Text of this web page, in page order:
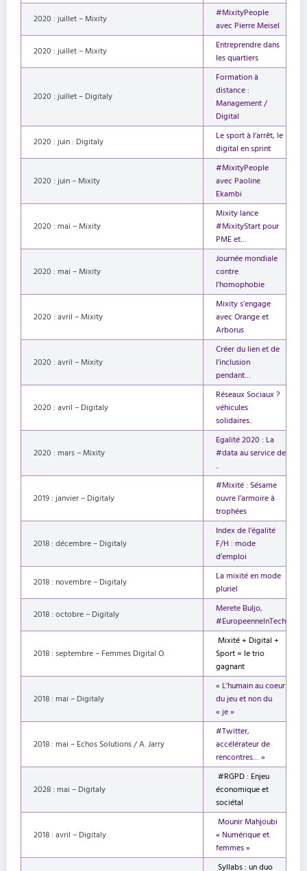
2020 : juillet – Mixity
#MixityPeople
avec Pierre Meisel
2020 : juillet – Mixity
Entreprendre dans
les quartiers
2020 : juillet – Digitaly
Formation à
distance :
Management /
Digital
2020 : juin : Digitaly
Le sport à l’arrêt, le
digital en sprint
2020 : juin – Mixity
#MixityPeople
avec Paoline
Ekambi
2020 : mai – Mixity
Mixity lance
#MixityStart pour
PME et…
2020 : mai – Mixity
Journée mondiale
contre
l’homophobie
2020 : avril – Mixity
Mixity s’engage
avec Orange et
Arborus
2020 : avril – Mixity
Créer du lien et de
l’inclusion
pendant…
2020 : avril – Digitaly
Réseaux Sociaux ?
véhicules
solidaires..
2020 : mars – Mixity
Egalité 2020 : La
#data au service de
..
2019 : janvier – Digitaly
#Mixité : Sésame
ouvre l’armoire à
trophées
2018 : décembre – Digitaly
Index de l’égalité
F/H : mode
d’emploi
2018 : novembre – Digitaly
La mixité en mode
pluriel
2018 : octobre – Digitaly
Merete Buljo,
#EuropeenneInTech
2018 : septembre – Femmes Digital O.
Mixité + Digital +
Sport = le trio
gagnant
2018 : mai – Digitaly
« L’humain au coeur
du jeu et non du
« je »
2018 : mai – Echos Solutions / A. Jarry
#Twitter,
accélérateur de
rencontres… »
2028 : mai – Digitaly
#RGPD : Enjeu
économique et
sociétal
2018 : avril – Digitaly
Mounir Mahjoubi
« Numérique et
femmes »
Syllabs : un duo